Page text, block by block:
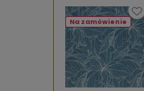
Na zamówienie